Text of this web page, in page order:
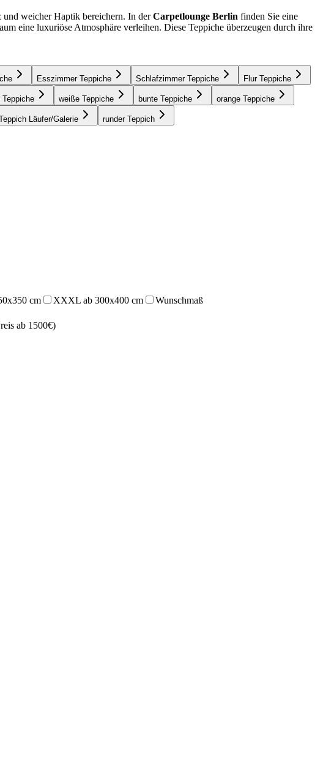
und weicher Haptik bereichern. In derCarpetlounge Berlin finden Sie eine
eine luxuriöse Atmosphäre verleihen. Diese Teppiche überzeugen durch ihre
Esszimmer Teppiche Schlafzimmer Teppiche Flur Teppiche
Teppiche weiße Teppiche bunte Teppiche orange Teppiche
Läufer/Galerie runder Teppich
cm XXXL ab 300x400 cm Wunschmaß
ab 1500€)